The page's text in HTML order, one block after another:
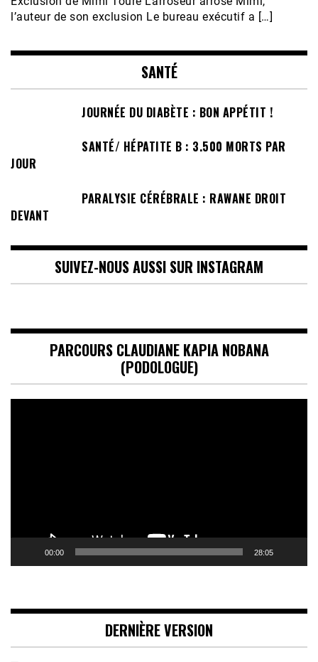
l’auteur de son exclusion Le bureau exécutif a […]
SANTÉ
JOURNÉE DU DIABÈTE : BON APPÉTIT !
SANTÉ/ HÉPATITE B : 3.500 MORTS PAR
JOUR
PARALYSIE CÉRÉBRALE : RAWANE DROIT
DEVANT
SUIVEZ-NOUS AUSSI SUR INSTAGRAM
PARCOURS CLAUDIANE KAPIA NOBANA
(PODOLOGUE)
00:00 28:05
DERNIÈRE VERSION